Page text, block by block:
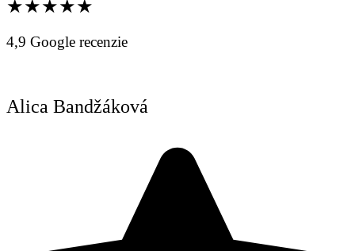
★★★★★
4,9 Google recenzie
Alica Bandžáková